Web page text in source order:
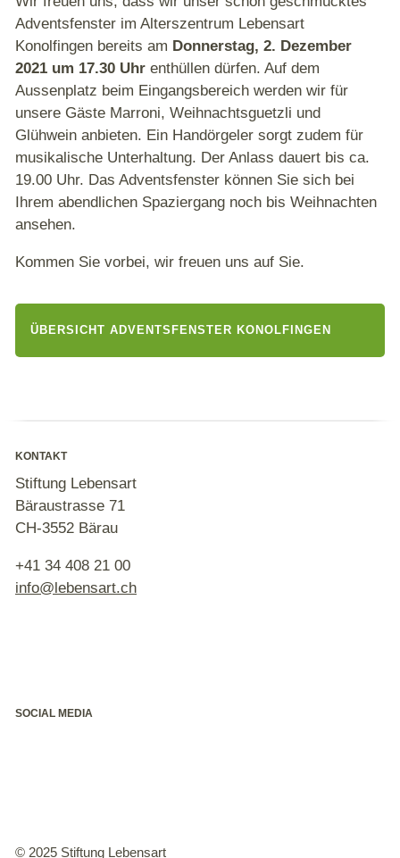
Adventsfenster im Alterszentrum Lebensart
Konolfingen bereits am Donnerstag, 2. Dezember
2021 um 17.30 Uhr enthüllen dürfen. Auf dem
Aussenplatz beim Eingangsbereich werden wir für
unsere Gäste Marroni, Weihnachtsguetzli und
Glühwein anbieten. Ein Handörgeler sorgt zudem für
musikalische Unterhaltung. Der Anlass dauert bis ca.
19.00 Uhr. Das Adventsfenster können Sie sich bei
Ihrem abendlichen Spaziergang noch bis Weihnachten
ansehen.
Kommen Sie vorbei, wir freuen uns auf Sie.
ÜBERSICHT ADVENTSFENSTER KONOLFINGEN
KONTAKT
Stiftung Lebensart
Bäraustrasse 71
CH-3552 Bärau
+41 34 408 21 00
nf
l b ns rt ch
SOCIAL MEDIA
© 2025 Stiftung Lebensart